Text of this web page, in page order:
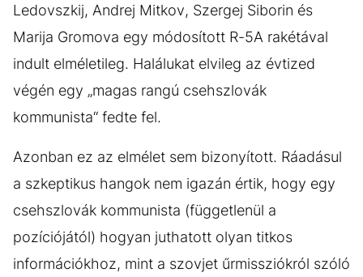
Ledovszkij, Andrej Mitkov, Szergej Siborin és
Marija Gromova egy módosított R-5A rakétával
indult elméletileg. Halálukat elvileg az évtized
végén egy „magas rangú csehszlovák
kommunista“ fedte fel.
Azonban ez az elmélet sem bizonyított. Ráadásul
a szkeptikus hangok nem igazán értik, hogy egy
csehszlovák kommunista (függetlenül a
pozíciójától) hogyan juthatott olyan titkos
információkhoz, mint a szovjet űrmissziókról szóló